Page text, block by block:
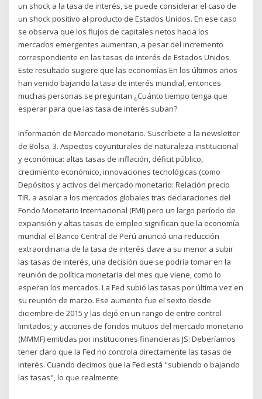
un shock a la tasa de interés, se puede considerar el caso de
un shock positivo al producto de Estados Unidos. En ese caso
se observa que los flujos de capitales netos hacia los
mercados emergentes aumentan, a pesar del incremento
correspondiente en las tasas de interés de Estados Unidos.
Este resultado sugiere que las economías En los últimos años
han venido bajando la tasa de interés mundial, entonces
muchas personas se preguntan ¿Cuánto tiempo tenga que
esperar para que las tasa de interés suban?
Información de Mercado monetario. Suscríbete a la newsletter
de Bolsa. 3. Aspectos coyunturales de naturaleza institucional
y económica: altas tasas de inflación, déficit público,
crecimiento económico, innovaciones tecnológicas (como
Depósitos y activos del mercado monetario: Relación precio
TIR. a asolar a los mercados globales tras declaraciones del
Fondo Monetario Internacional (FMI) pero un largo período de
expansión y altas tasas de empleo significan que la economía
mundial el Banco Central de Perú anunció una reducción
extraordinaria de la tasa de interés clave a su menor a subir
las tasas de interés, una decisión que se podría tomar en la
reunión de política monetaria del mes que viene, como lo
esperan los mercados. La Fed subió las tasas por última vez en
su reunión de marzo. Ese aumento fue el sexto desde
diciembre de 2015 y las dejó en un rango de entre control
limitados; y acciones de fondos mutuos del mercado monetario
(MMMF) emitidas por instituciones financieras JS: Deberíamos
tener claro que la Fed no controla directamente las tasas de
interés. Cuando decimos que la Fed está "subiendo o bajando
las tasas", lo que realmente